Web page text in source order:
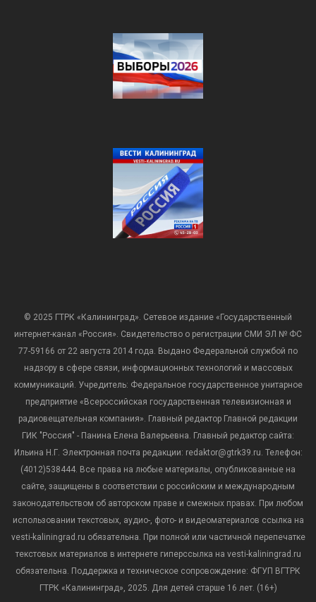
© 2025 ГТРК «Калининград». Сетевое издание «Государственный
интернет-канал «Россия». Свидетельство о регистрации СМИ ЭЛ № ФС
77-59166 от 22 августа 2014 года. Выдано Федеральной службой по
надзору в сфере связи, информационных технологий и массовых
коммуникаций. Учредитель: Федеральное государственное унитарное
предприятие «Всероссийская государственная телевизионная и
радиовещательная компания». Главный редактор Главной редакции
ГИК "Россия" - Панина Елена Валерьевна. Главный редактор сайта:
Ильина Н.Г. Электронная почта редакции: redaktor@gtrk39.ru. Телефон:
(4012)538444. Все права на любые материалы, опубликованные на
сайте, защищены в соответствии с российским и международным
законодательством об авторском праве и смежных правах. При любом
использовании текстовых, аудио-, фото- и видеоматериалов ссылка на
vesti-kaliningrad.ru обязательна. При полной или частичной перепечатке
текстовых материалов в интернете гиперссылка на vesti-kaliningrad.ru
обязательна. Поддержка и техническое сопровождение: ФГУП ВГТРК
ГТРК «Калининград», 2025. Для детей старше 16 лет. (16+)